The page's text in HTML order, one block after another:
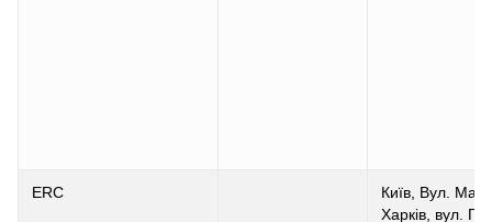
ERC
Київ, Вул.
Харків, вул.